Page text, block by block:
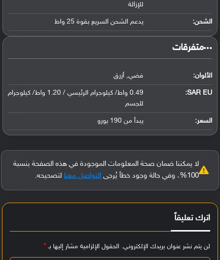
للإزالة
الشحن: يدعم الشحن السريع بقوة 25 واط
‏متفرقات‏
الألوان: فضي, أزرق
SAR EU:
0.49 واط/ كيلوجرام الرئيسي / 1.20 واط/ كيلوجرام
للجسم
السعر: يبدأ من 190 يورو
لا يمكننا ضمان صحة المعلومات الموجودة في هذه الصفحة بنسبة
100%، وفي حالة وجود خطأ يُرجى
التواصل معنا لتصحيحه.
اترك تعليقاً
لن يتم نشر عنوان بريدك الإلكتروني. الحقول الإلزامية مشار إليها بـ*